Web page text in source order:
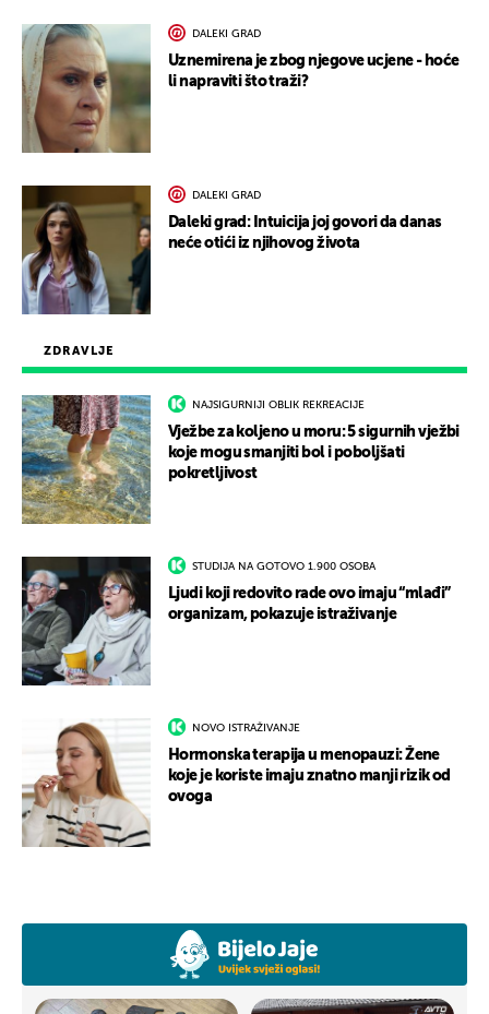
ZDRAVLJE
NAJSIGURNIJI OBLIK REKREACIJE
Vježbe za koljeno u moru: 5 sigurnih vježbi
koje mogu smanjiti bol i poboljšati
pokretljivost
STUDIJA NA GOTOVO 1.900 OSOBA
Ljudi koji redovito rade ovo imaju “mlađi”
organizam, pokazuje istraživanje
NOVO ISTRAŽIVANJE
Hormonska terapija u menopauzi: Žene
koje je koriste imaju znatno manji rizik od
ovoga
DALEKI GRAD
Uznemirena je zbog njegove ucjene - hoće
li napraviti što traži?
DALEKI GRAD
Daleki grad: Intuicija joj govori da danas
neće otići iz njihovog života